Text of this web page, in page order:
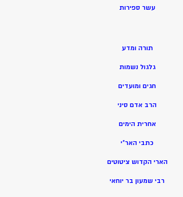
עשר ספירות
תורה ומדע
גלגול נשמות
חגים ומועדים
הרב אדם סיני
אחרית הימים
כתבי האר”י
הארי הקדוש ציטוטים
רבי שמעון בר יוחאי